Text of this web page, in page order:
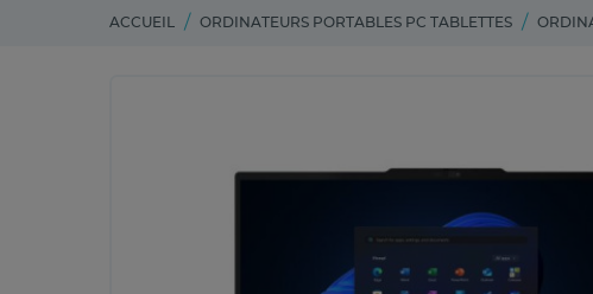
ACCUEIL ORDINATEURS PORTABLES PC TABLETTES